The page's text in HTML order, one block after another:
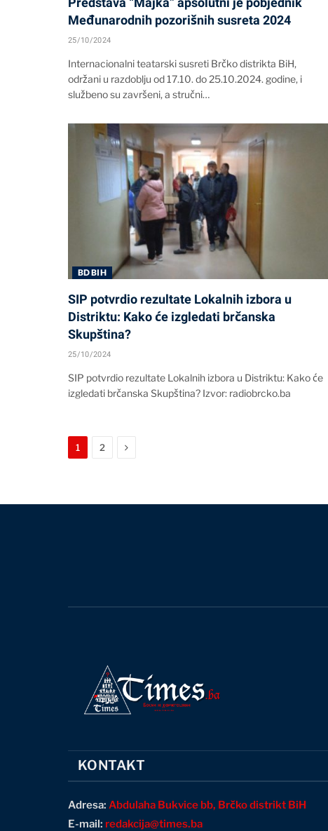
Međunarodnih pozorišnih susreta 2024
25/10/2024
Internacionalni teatarski susreti Brčko distrikta BiH,
održani u razdoblju od 17.10. do 25.10.2024. godine, i
službeno su završeni, a stručni…
BD BIH
SIP potvrdio rezultate Lokalnih izbora u
Distriktu: Kako će izgledati brčanska
Skupština?
25/10/2024
SIP potvrdio rezultate Lokalnih izbora u Distriktu: Kako će
izgledati brčanska Skupština? Izvor: radiobrcko.ba
1 2 Next
KONTAKT
Adresa: Abdulaha Bukvice bb, Brčko distrikt BiH
E-mail: redakcija@times.ba